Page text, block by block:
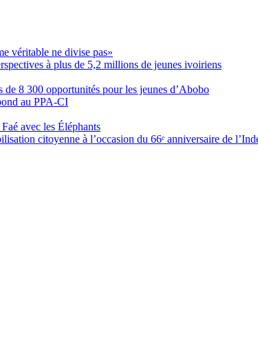
véritable ne divise pas»
à plus de 5,2 millions de jeunes ivoiriens
8 300 opportunités pour les jeunes d’Abobo
au PPA-CI
avec les Éléphants
citoyenne à l’occasion du 66ᵉ anniversaire de